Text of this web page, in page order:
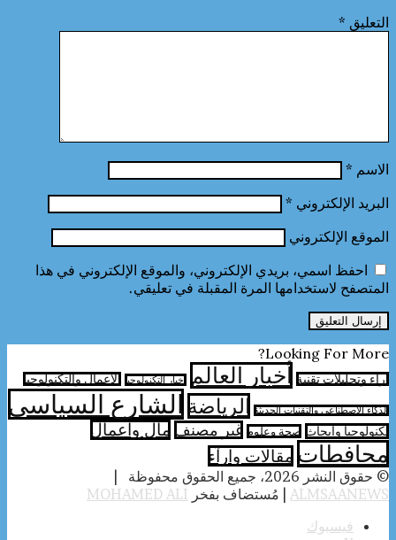
التعليق *
الاسم *
البريد الإلكتروني *
الموقع الإلكتروني
احفظ اسمي، بريدي الإلكتروني، والموقع الإلكتروني في هذا
المتصفح لاستخدامها المرة المقبلة في تعليقي.
Looking For More?
آراء وتحليلات تقنية أخبار العالم اخبار التكنولوجيا الأعمال والتكنولوجيا
الذكاء الاصطناعي والتقنيات الحديثة الرياضة الشارع السياسي
تكنولوجيا وابحاث صحة وعلوم غير مصنف مال واعمال
محافطات مقالات وارآء
© حقوق النشر 2026، جميع الحقوق محفوظة |
ALMSAANEWS | مُستضاف بفخر MOHAMED ALI
فيسبوك